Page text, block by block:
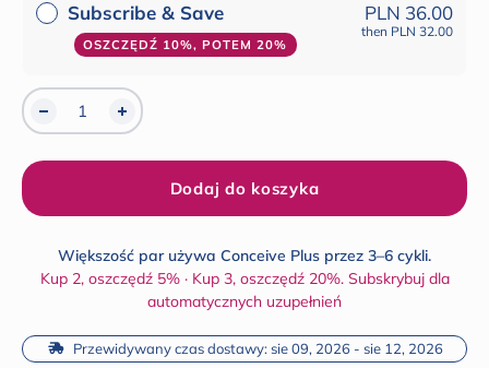
Subscribe & Save
OSZCZĘDŹ 10%, POTEM 20%
PLN 36.00
then PLN 32.00
Dodaj do koszyka
Większość par używa Conceive Plus przez 3–6 cykli.
Kup 2, oszczędź 5% · Kup 3, oszczędź 20%. Subskrybuj dla
automatycznych uzupełnień
Przewidywany czas dostawy: sie 09, 2026 - sie 12, 2026